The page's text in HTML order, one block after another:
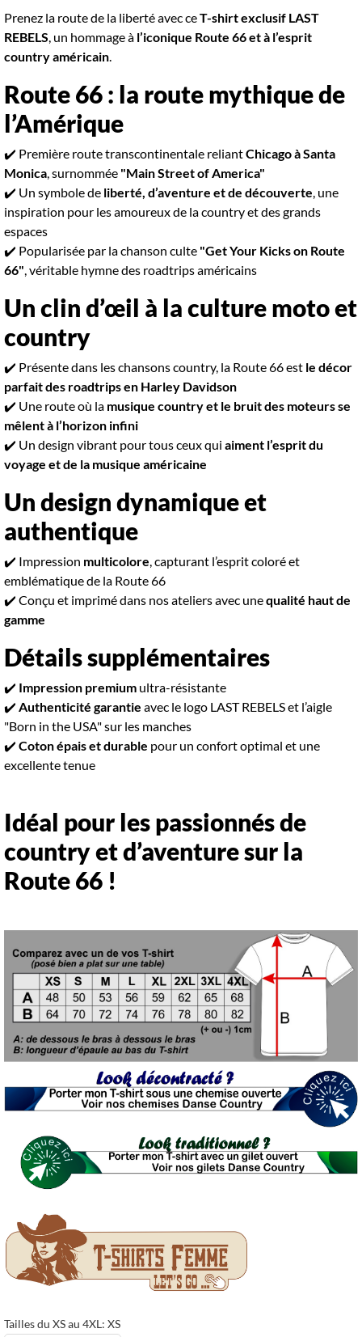
Prenez la route de la liberté avec ceT-shirt exclusif LAST
REBELS, un hommage à l’iconique Route 66 et à l’esprit
country américain.
Route 66 : la route mythique de
l’Amérique
✔️ Première route transcontinentale reliantChicago à Santa
Monica, surnommée "Main Street of America"
✔️ Un symbole de liberté, d’aventure et de découverte, une
inspiration pour les amoureux de la country et des grands
espaces
✔️ Popularisée par la chanson culte "Get Your Kicks on Route
66", véritable hymne des roadtrips américains
Un clin d’œil à la culture moto et
country
✔️ Présente dans les chansons country, la Route 66 est le décor
parfait des roadtrips en Harley Davidson
✔️ Une route où la musique country et le bruit des moteurs se
mêlent à l’horizon infini
✔️ Un design vibrant pour tous ceux qui aiment l’esprit du
voyage et de la musique américaine
Un design dynamique et
authentique
✔️ Impression multicolore, capturant l’esprit coloré et
emblématique de la Route 66
✔️ Conçu et imprimé dans nos ateliers avec unequalité haut de
gamme
Détails supplémentaires
✔️ Impression premium ultra-résistante
✔️ Authenticité garantie avec le logo LAST REBELS et l’aigle
"Born in the USA" sur les manches
✔️ Coton épais et durable pour un confort optimal et une
excellente tenue
Idéal pour les passionnés de
country et d’aventure sur la
Route 66 !
Tailles du XS au 4XL: XS